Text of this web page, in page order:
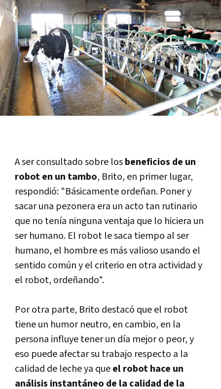
A ser consultado sobre losbeneficios de un
robot en un tambo, Brito, en primer lugar,
respondió: "Básicamente ordeñan. Poner y
sacar una pezonera era un acto tan rutinario
que no tení­a ninguna ventaja que lo hiciera un
ser humano. El robot le saca tiempo al ser
humano, el hombre es más valioso usando el
sentido común y el criterio en otra actividad y
el robot, ordeñando".
Por otra parte, Brito destacó que el robot
tiene un humor neutro, en cambio, en la
persona influye tener un dí­a mejor o peor, y
eso puede afectar su trabajo respecto a la
calidad de leche ya queel robot hace un
análisis instantáneo de la calidad de la